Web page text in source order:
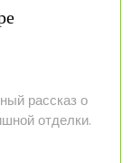
рассказ о
отделки.